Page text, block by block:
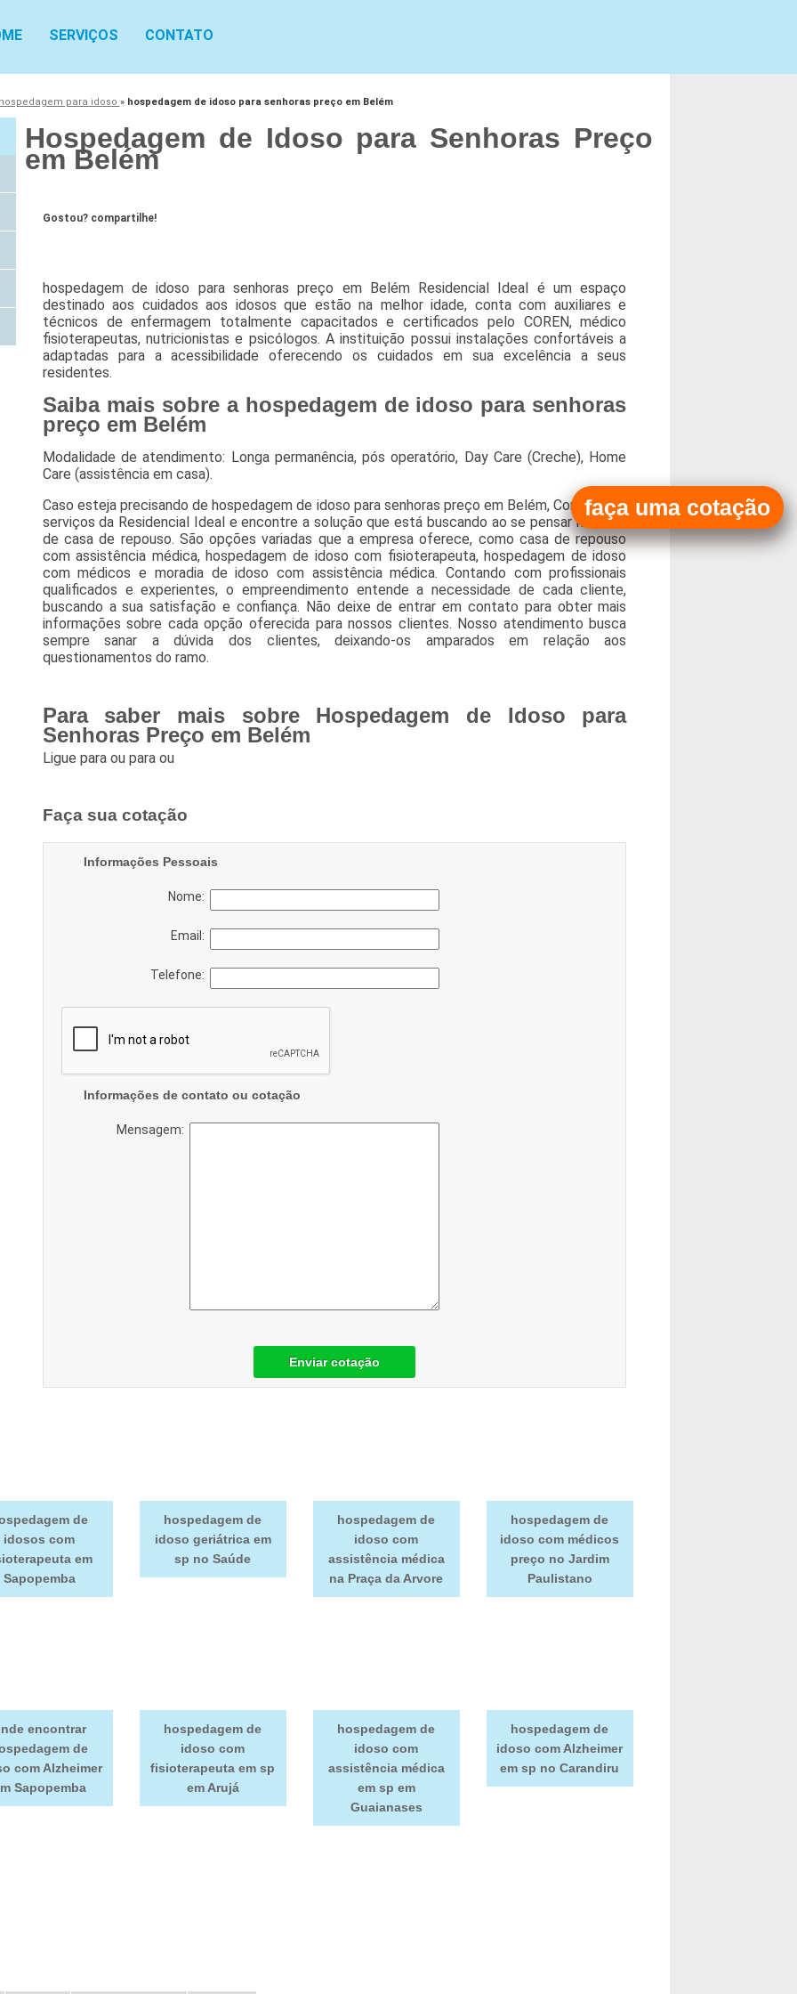
SERVIÇOS CONTATO
hospedagem para idoso » hospedagem de idoso para senhoras preço em Belém
Hospedagem de Idoso para Senhoras Preço
em Belém
Gostou? compartilhe!
hospedagem de idoso para senhoras preço em Belém Residencial Ideal é um espaço
destinado aos cuidados aos idosos que estão na melhor idade, conta com auxiliares e
técnicos de enfermagem totalmente capacitados e certificados pelo COREN, médico
fisioterapeutas, nutricionistas e psicólogos. A instituição possui instalações confortáveis a
adaptadas para a acessibilidade oferecendo os cuidados em sua excelência a seus
residentes.
Saiba mais sobre a hospedagem de idoso para senhoras
preço em Belém
Modalidade de atendimento: Longa permanência, pós operatório, Day Care (Creche), Home
Care (assistência em casa).
Caso esteja precisando de hospedagem de idoso para senhoras preço em Belém, Conheça os
serviços da Residencial Ideal e encontre a solução que está buscando ao se pensar no ramo
de casa de repouso. São opções variadas que a empresa oferece, como casa de repouso
com assistência médica, hospedagem de idoso com fisioterapeuta, hospedagem de idoso
com médicos e moradia de idoso com assistência médica. Contando com profissionais
qualificados e experientes, o empreendimento entende a necessidade de cada cliente,
buscando a sua satisfação e confiança. Não deixe de entrar em contato para obter mais
informações sobre cada opção oferecida para nossos clientes. Nosso atendimento busca
sempre sanar a dúvida dos clientes, deixando-os amparados em relação aos
questionamentos do ramo.
Para saber mais sobre Hospedagem de Idoso para
Senhoras Preço em Belém
Ligue para ou para ou
faça uma cotação
Faça sua cotação
Informações Pessoais
Nome:
Email:
Telefone:
Informações de contato ou cotação
Mensagem:
Enviar cotação
de
idosos com
em
Sapopemba
hospedagem de
idoso geriátrica em
sp no Saúde
hospedagem de
idoso com
assistência médica
na Praça da Arvore
hospedagem de
idoso com médicos
preço no Jardim
Paulistano
encontrar
de
com Alzheimer
Sapopemba
hospedagem de
idoso com
fisioterapeuta em sp
em Arujá
hospedagem de
idoso com
assistência médica
em sp em
Guaianases
hospedagem de
idoso com Alzheimer
em sp no Carandiru